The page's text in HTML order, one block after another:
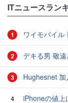
ITニュースラン
1 ワイモバイル
2 デキる男 敬
3 Hughesnet
4 iPhoneの値上げで